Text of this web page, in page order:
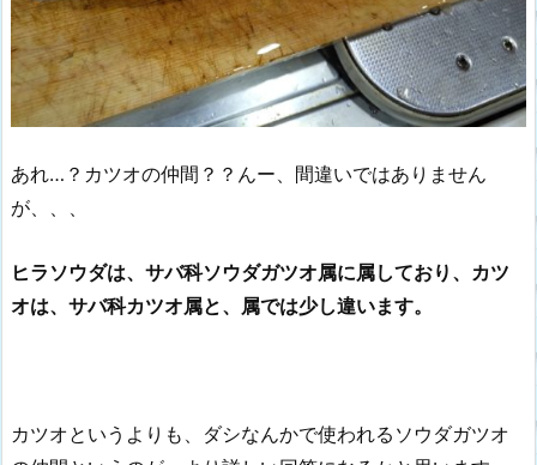
あれ…？カツオの仲間？？んー、間違いではありません
が、、、
ヒラソウダは、サバ科ソウダガツオ属に属しており、カツ
オは、サバ科カツオ属と、属では少し違います。
カツオというよりも、ダシなんかで使われるソウダガツオ